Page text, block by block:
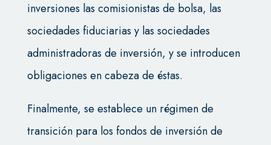
inversiones las comisionistas de bolsa, las
sociedades fiduciarias y las sociedades
administradoras de inversión, y se introducen
obligaciones en cabeza de éstas.
Finalmente, se establece un régimen de
transición para los fondos de inversión de